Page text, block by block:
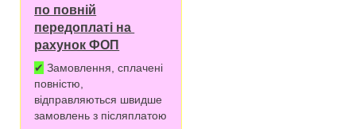
по повній
передоплаті на
рахунок ФОП
✔ Замовлення, сплачені
повністю,
відправляються швидше
замовлень з післяплатою